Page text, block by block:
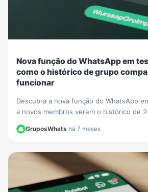
Nova função do WhatsApp em
como o histórico de grupo
funcionar
Descubra a nova função do WhatsApp
a novos membros verem o histórico de
Saiba o impacto na privacidade e como
GruposWhats·há 7 meses